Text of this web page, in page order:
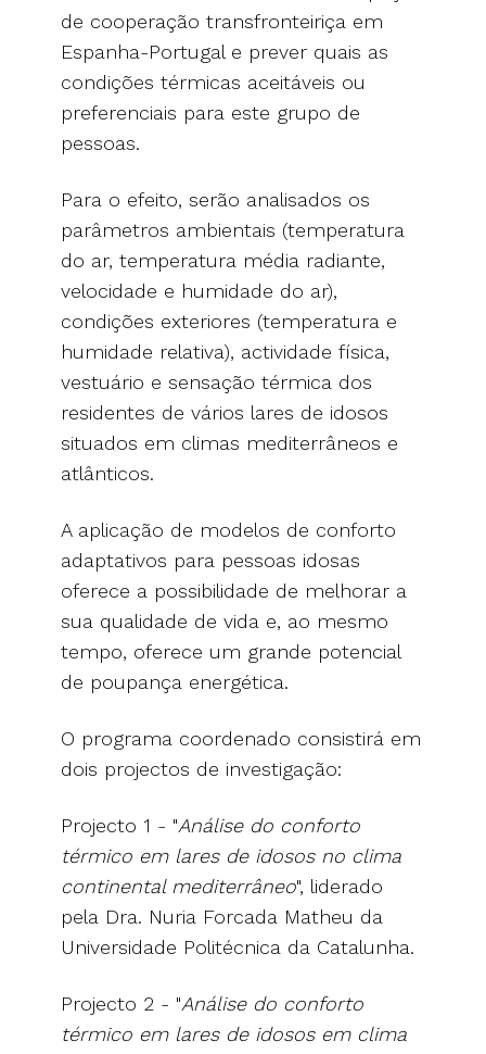
de cooperação transfronteiriça em
Espanha-Portugal e prever quais as
condições térmicas aceitáveis ou
preferenciais para este grupo de
pessoas.
Para o efeito, serão analisados os
parâmetros ambientais (temperatura
do ar, temperatura média radiante,
velocidade e humidade do ar),
condições exteriores (temperatura e
humidade relativa), actividade física,
vestuário e sensação térmica dos
residentes de vários lares de idosos
situados em climas mediterrâneos e
atlânticos.
A aplicação de modelos de conforto
adaptativos para pessoas idosas
oferece a possibilidade de melhorar a
sua qualidade de vida e, ao mesmo
tempo, oferece um grande potencial
de poupança energética.
O programa coordenado consistirá em
dois projectos de investigação:
Projecto 1 - "Análise do conforto
térmico em lares de idosos no clima
continental mediterrâneo", liderado
pela Dra. Nuria Forcada Matheu da
Universidade Politécnica da Catalunha.
Projecto 2 - "Análise do conforto
térmico em lares de idosos em clima